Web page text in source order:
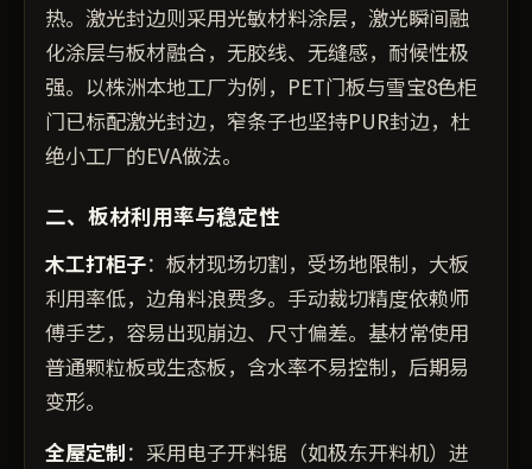
热。激光封边则采用光敏材料涂层，激光瞬间融
化涂层与板材融合，无胶线、无缝感，耐候性极
强。以株洲本地工厂为例，PET门板与雪宝8色柜
门已标配激光封边，窄条子也坚持PUR封边，杜
绝小工厂的EVA做法。
二、板材利用率与稳定性
木工打柜子：板材现场切割，受场地限制，大板
利用率低，边角料浪费多。手动裁切精度依赖师
傅手艺，容易出现崩边、尺寸偏差。基材常使用
普通颗粒板或生态板，含水率不易控制，后期易
变形。
全屋定制：采用电子开料锯（如极东开料机）进